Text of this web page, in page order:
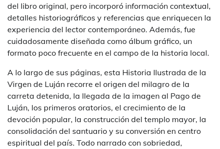
del libro original, pero incorporó información contextual,
detalles historiográficos y referencias que enriquecen la
experiencia del lector contemporáneo. Además, fue
cuidadosamente diseñada como álbum gráfico, un
formato poco frecuente en el campo de la historia local.
A lo largo de sus páginas, esta Historia Ilustrada de la
Virgen de Luján recorre el origen del milagro de la
carreta detenida, la llegada de la imagen al Pago de
Luján, los primeros oratorios, el crecimiento de la
devoción popular, la construcción del templo mayor, la
consolidación del santuario y su conversión en centro
espiritual del país. Todo narrado con sobriedad,